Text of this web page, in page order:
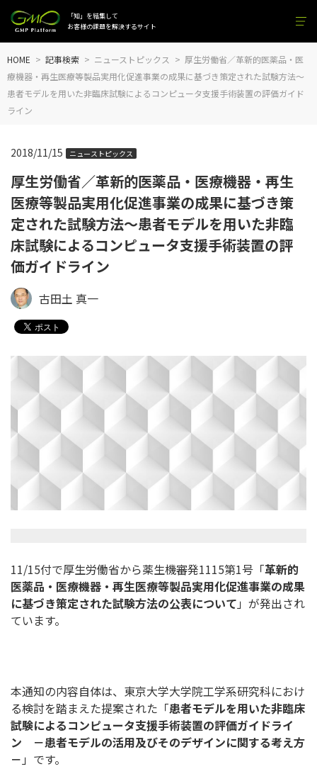
「知」を結集して
お客様の課題を解決するサイト
HOME 記事検索 ニューストピックス
厚生労働省／革新的医薬品・医
療機器・再生医療等製品実用化促進事業の成果に基づき策定された試験方法～
患者モデルを用いた非臨床試験によるコンピュータ支援手術装置の評価ガイド
ライン
厚生労働省／革新的医薬品・医療機器・再生
医療等製品実用化促進事業の成果に基づき策
定された試験方法～患者モデルを用いた非臨
床試験によるコンピュータ支援手術装置の評
価ガイドライン
2018/11/15 ニューストピックス
古田土 真一
11/15付で厚生労働省から薬生機審発1115第1号「革新的
医薬品・医療機器・再生医療等製品実用化促進事業の成果
に基づき策定された試験方法の公表について 」が発出され
ています。
本通知の内容自体は、東京大学大学院工学系研究科におけ
る検討を踏まえた提案された「患者モデルを用いた非臨床
試験によるコンピュータ支援手術装置の評価ガイドライ
ン －患者モデルの活用及びそのデザインに関する考え方
－ 」です。